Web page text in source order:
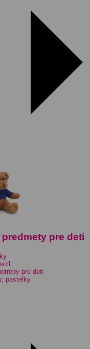
pre deti
pre deti
pastelky